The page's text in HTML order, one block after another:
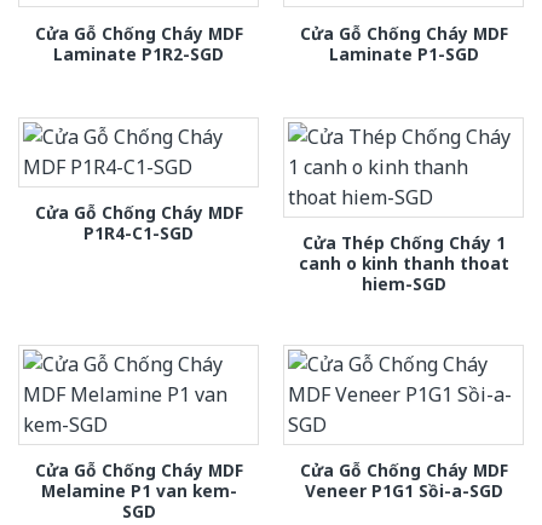
Cửa Gỗ Chống Cháy MDF
Laminate P1R2-SGD
Cửa Gỗ Chống Cháy MDF
Laminate P1-SGD
Cửa Gỗ Chống Cháy MDF
P1R4-C1-SGD
Cửa Thép Chống Cháy 1
canh o kinh thanh thoat
hiem-SGD
Cửa Gỗ Chống Cháy MDF
Melamine P1 van kem-
SGD
Cửa Gỗ Chống Cháy MDF
Veneer P1G1 Sồi-a-SGD